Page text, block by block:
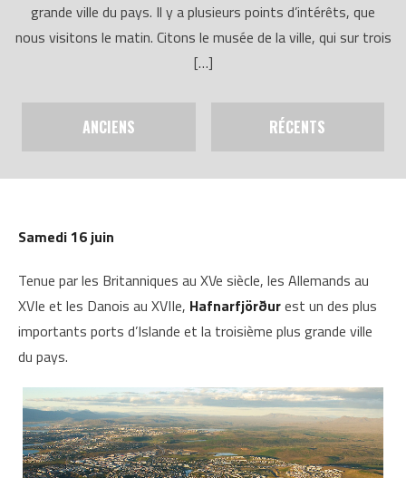
grande ville du pays. Il y a plusieurs points d’intérêts, que
nous visitons le matin. Citons le musée de la ville, qui sur trois
[…]
ANCIENS RÉCENTS
Samedi 16 juin
Tenue par les Britanniques au XVe siècle, les Allemands au
XVIe et les Danois au XVIIe, Hafnarfjörðurest un des plus
importants ports d’Islande et la troisième plus grande ville
du pays.